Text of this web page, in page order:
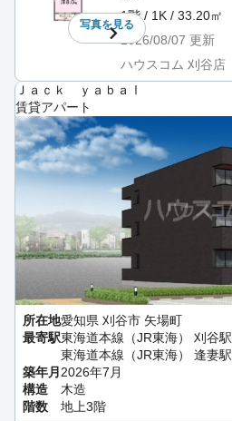
写真を見る
1階 / 1K / 33.20㎡
2026/08/07 更新
ハウスコム 刈谷店
Ｊａｃｋ ｙａｂａⅠ
賃貸アパート
所在地愛知県 刈谷市 矢場町
最寄駅東海道本線（JR東海） 刈谷駅
東海道本線（JR東海） 逢妻駅
築年月 2026年7月
構造
木造
階数
地上3階